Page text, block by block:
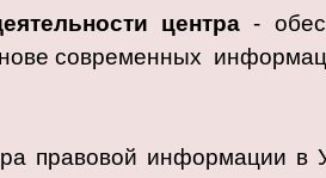
центра-
современных
правовой информации